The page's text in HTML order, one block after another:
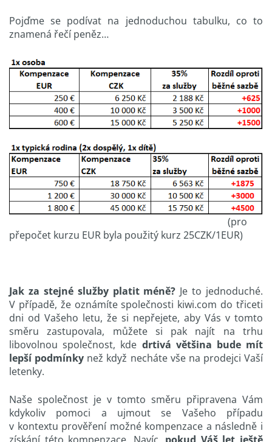
Pojďme se podívat na jednoduchou tabulku, co to
znamená řečí peněz…
(pro
přepočet kurzu EUR byla použitý kurz 25CZK/1EUR)
Jak za stejné služby platit méně? Je to jednoduché.
V případě, že oznámíte společnosti kiwi.com do třiceti
dni od Vašeho letu, že si nepřejete, aby Vás v tomto
směru zastupovala, můžete si pak najít na trhu
libovolnou společnost, kde drtivá většina bude mít
lepší podmínky než když necháte vše na prodejci Vaší
letenky.
Naše společnost je v tomto směru připravena Vám
kdykoliv pomoci a ujmout se Vašeho případu
v kontextu prověření možné kompenzace a následně i